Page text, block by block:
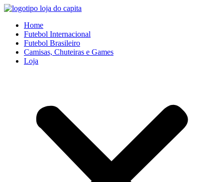
Ir
conteúdo
Home
Futebol Internacional
Futebol Brasileiro
Camisas, Chuteiras e Games
Loja